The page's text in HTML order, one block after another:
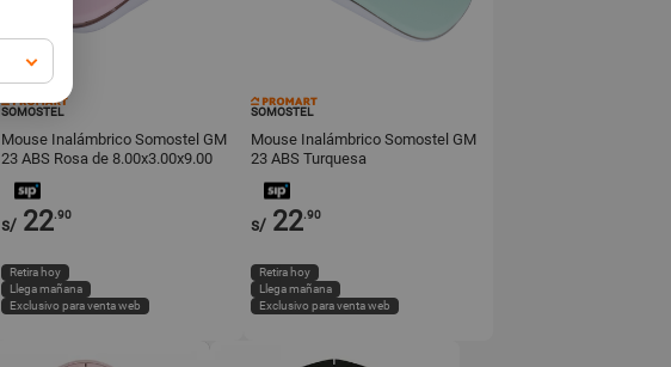
SOMOSTEL
Mouse Inalámbrico Somostel GM
23 ABS Rosa de 8.00x3.00x9.00
s/ 22.90
Retira hoy
Llega mañana
Exclusivo para venta web
SOMOSTEL
Mouse Inalámbrico Somostel GM
23 ABS Turquesa
s/ 22.90
Retira hoy
Llega mañana
Exclusivo para venta web